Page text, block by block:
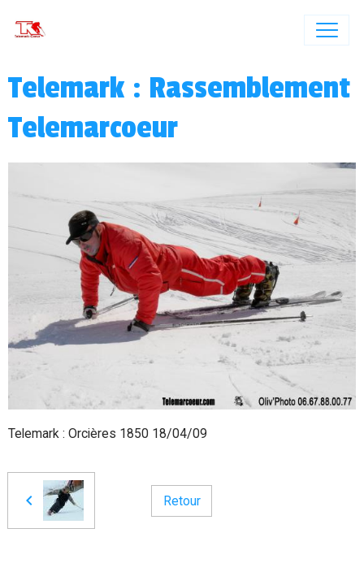
Telemark : Rassemblement
Telemarcoeur
Telemark : Orcières 1850 18/04/09
Retour